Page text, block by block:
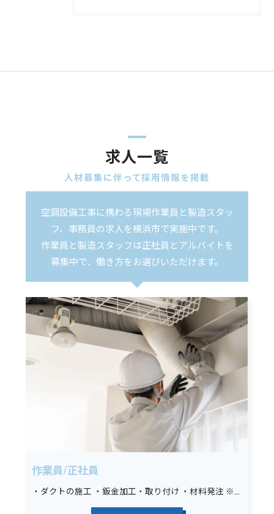
人材募集に伴って採用情報を掲載
求人一覧
空調設備工事に携わる現場作業員と製造スタッ
フ、事務員の求人を横浜市で実施中です。
作業員と製造スタッフは正社員とアルバイトを
募集中で、働き方をお選びいただけます。
作業員/正社員
・ダクトの施工 ・鈑金加工・取り付け ・材料発注 ※未経験の場合は墨出し、材料運搬、その他簡単な手元作業から始めていただきます。